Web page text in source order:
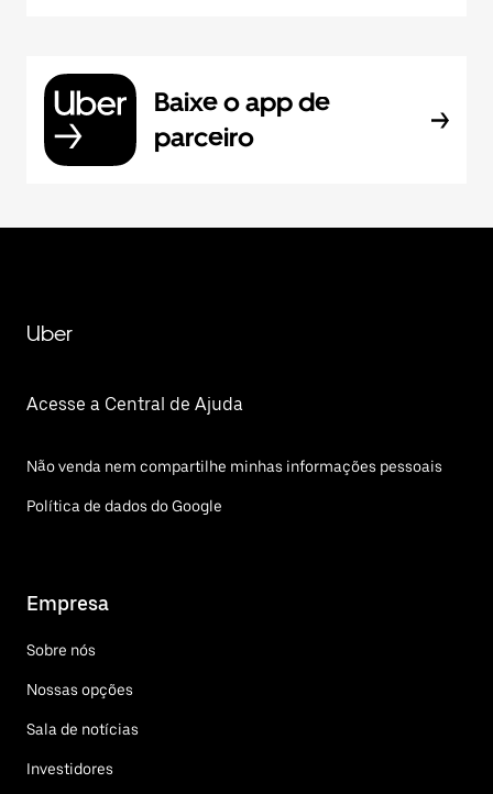
Baixe o app de
parceiro
Uber
Acesse a Central de Ajuda
Não venda nem compartilhe minhas informações pessoais
Política de dados do Google
Empresa
Sobre nós
Nossas opções
Sala de notícias
Investidores